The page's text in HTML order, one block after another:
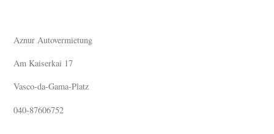
Aznur Autovermietung
Am Kaiserkai 17
Vasco-da-Gama-Platz
040-87606752